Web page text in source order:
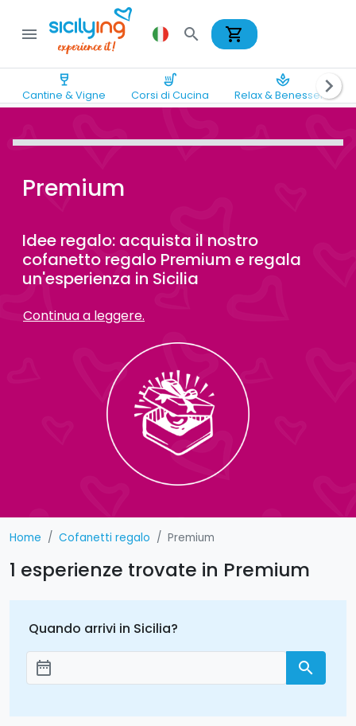
menu search shopping_cart
wine_bar
Cantine & Vigne
soup_kitchen
Corsi di Cucina
spa
Relax & Benesserechevron_right
Premium
Idee regalo: acquista il nostro
cofanetto regalo Premium e regala
un'esperienza in Sicilia
Continua a leggere.
Home Cofanetti regalo Premium
1 esperienze trovate in Premium
Quando arrivi in Sicilia?
Aggiungi le date
date_range search